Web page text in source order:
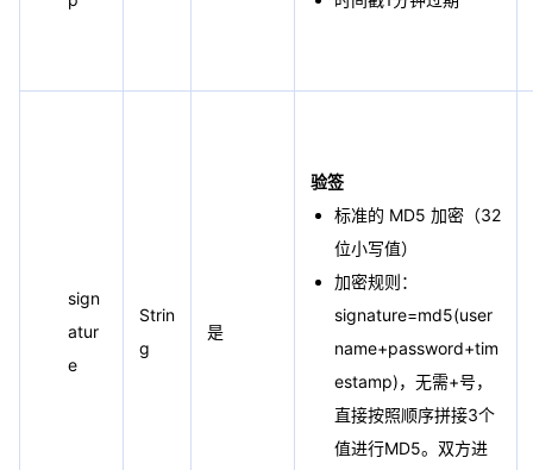
sign
atur
e
Strin
g
是
验签
标准的 MD5 加密（32
位小写值）
加密规则：
signature=md5(user
name+password+tim
estamp)，无需+号，
直接按照顺序拼接3个
值进行MD5。双方进